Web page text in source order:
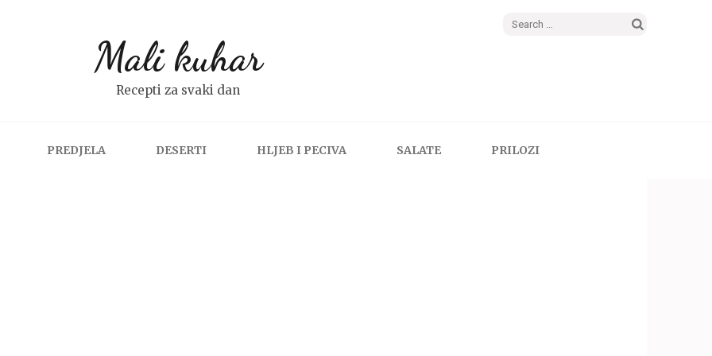
Search
Mali kuhar
Recepti za svaki dan
PREDJELA DESERTI HLJEB I PECIVA SALATE PRILOZI